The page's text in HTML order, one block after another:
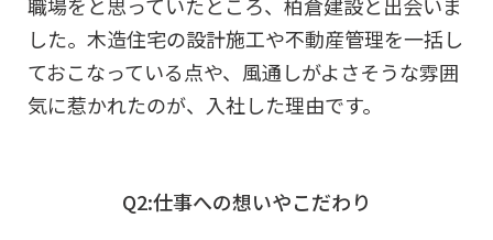
した。木造住宅の設計施工や不動産管理を一括し
ておこなっている点や、風通しがよさそうな雰囲
気に惹かれたのが、入社した理由です。
Q2:仕事への想いやこだわり